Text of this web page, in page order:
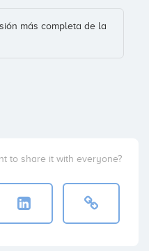
más completa de la
to share it with everyone?